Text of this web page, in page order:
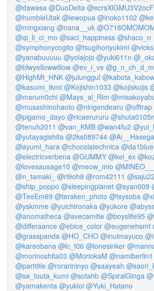
@dawasa @DuoDelta @ecrsXlGMU3V2ocF
@humbleUtak @iewopua @inoko1102
@mingxiang @nana__uk
@qi_li_ci_mo @saci_happiness @shaco_n
@symphonycogito @tsugihoriyukimi
@yanabuuuuu @yolajojo @yuki611n
@blwyellowwillow @ev_i_ve @g_n_ch_d_m_
@HighMt_HNK @julunggul
@kasumi_tkmt @Kojishin1033 @kojiskojis
@marum0chi @Mays_al_Rim
@musashinohaoto @ningendearu @offtrap
@pigamo_dayo @ricaerururu
@tenuh2011 @van_KMB @wan4fu2
@yutayagishita @2ks089744
@ayumi_hara @chocolatechnica @da1blue
@electricverbena @GUMMY @kei_ex
@lovesausage10 @meow_mio
@n_tamaki_ @ri9oh8 @rom42111
@ship_poppo @sleepingplanet @syan009
@TeeEm69 @teraken_photo @tsysoba
@yskmme @yuichironaka @yukore
@anomatheca @avecamitie @boyslife95
@differaance @ebice_color @eugenehsmt
@grasspanda @HO_CHO @inuimayuco
@kareobana @lc_f06 @lonesinker
@morinoshita03 @MoriokaM @namiberlin1
@parti9le @rorarininyo @saayeah
@sa_touta_kumi @sotahb @SpiralGinga
@yamakenta @yukioi @Yuki_Hatano